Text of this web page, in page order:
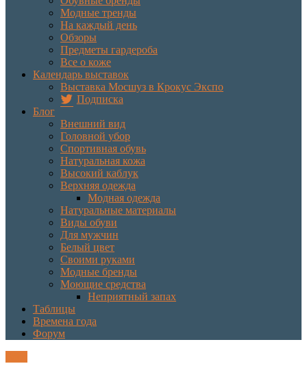
Модные тренды
На каждый день
Обзоры
Предметы гардероба
Все о коже
Календарь выставок
Выставка Мосшуз в Крокус Экспо
Подписка
Блог
Внешний вид
Головной убор
Спортивная обувь
Натуральная кожа
Высокий каблук
Верхняя одежда
Модная одежда
Натуральные материалы
Виды обуви
Для мужчин
Белый цвет
Своими руками
Модные бренды
Моющие средства
Неприятный запах
Таблицы
Времена года
Форум